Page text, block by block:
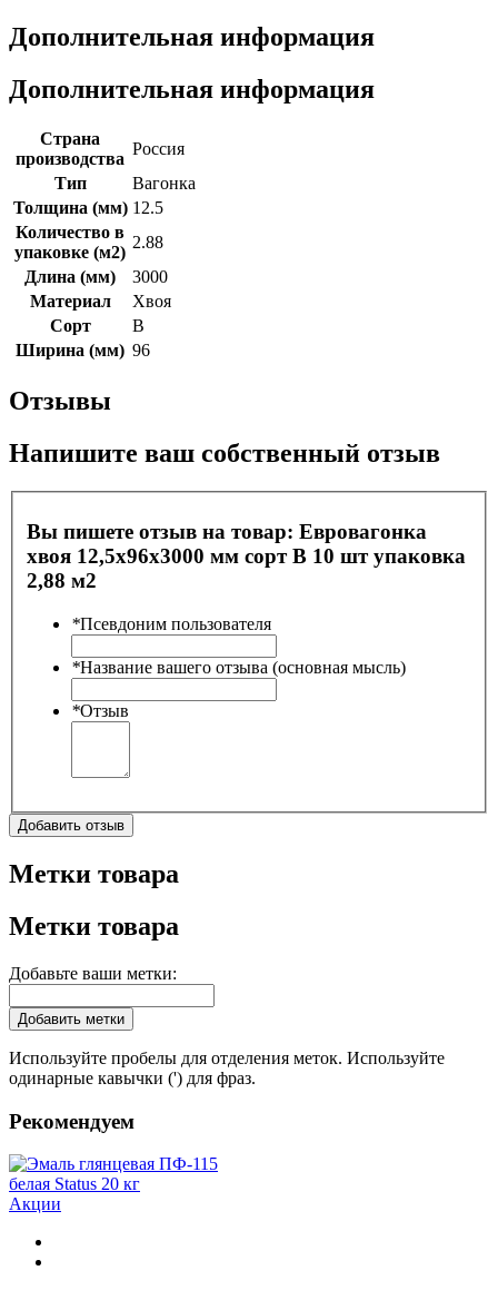
Дополнительная информация
Дополнительная информация
Страна
производства
Россия
Тип
Вагонка
Толщина (мм) 12.5
Количество в
упаковке (м2)
2.88
Длина (мм)
3000
Материал
Хвоя
Сорт
В
Ширина (мм) 96
Отзывы
Напишите ваш собственный отзыв
Вы пишете отзыв на товар: Евровагонка
хвоя 12,5х96х3000 мм сорт В 10 шт упаковка
2,88 м2
*Псевдоним пользователя
*Название вашего отзыва (основная мысль)
*Отзыв
Добавить отзыв
Метки товара
Метки товара
Добавьте ваши метки:
Добавить метки
Используйте пробелы для отделения меток. Используйте
одинарные кавычки (') для фраз.
Рекомендуем
Акции